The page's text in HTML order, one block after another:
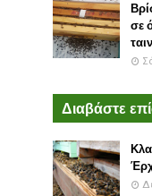
σε
Διαβάστε